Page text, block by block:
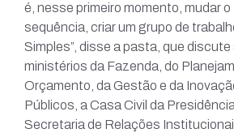
é, nesse primeiro momento, mudar o
sequência, criar um grupo de
Simples”, disse a pasta, que discute
ministérios da Fazenda, do
Orçamento, da Gestão e da
Públicos, a Casa Civil da
Secretaria de Relações